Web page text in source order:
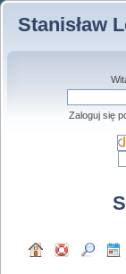
Stanisław
Zaloguj się